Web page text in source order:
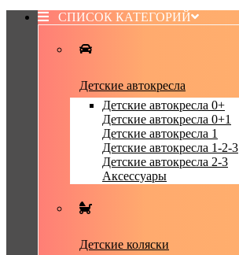
СПИСОК КАТЕГОРИЙ
Детские автокресла
Детские автокресла 0+
Детские автокресла 0+1
Детские автокресла 1
Детские автокресла 1-2-3
Детские автокресла 2-3
Аксессуары
Детские коляски